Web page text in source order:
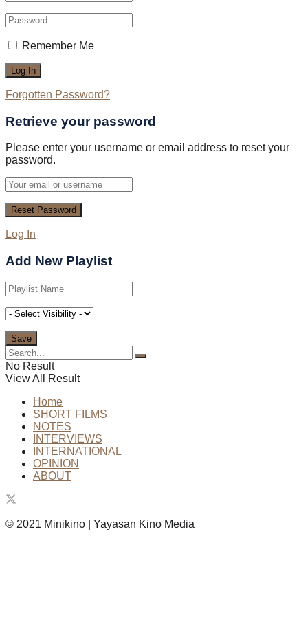
Remember Me
Forgotten Password?
Retrieve your password
Please enter your username or email address to reset your
password.
Log In
Add New Playlist
No Result
View All Result
Home
SHORT FILMS
NOTES
INTERVIEWS
INTERNATIONAL
OPINION
ABOUT
© 2021 Minikino | Yayasan Kino Media